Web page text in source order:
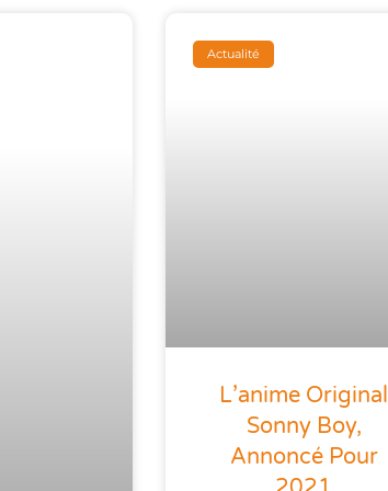
Actualité
L’anime Original
Sonny Boy,
Annoncé Pour